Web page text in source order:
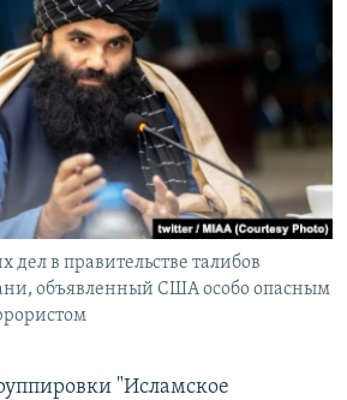
в правительстве талибов
объявленный США особо опасным
"Исламское